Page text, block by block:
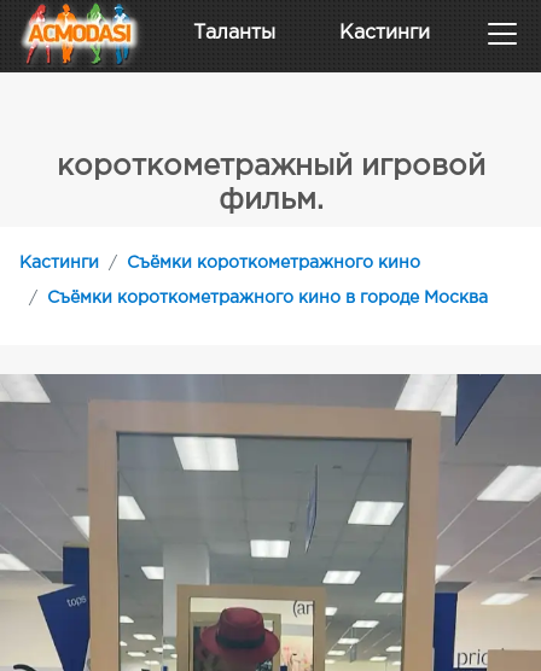
Таланты Кастинги
короткометражный игровой
фильм.
Кастинги Съёмки короткометражного кино
Съёмки короткометражного кино в городе Москва